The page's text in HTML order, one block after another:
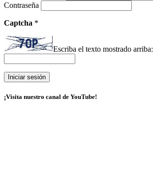
Contraseña
Captcha *
Escriba el texto mostrado arriba:
¡Visita nuestro canal de YouTube!